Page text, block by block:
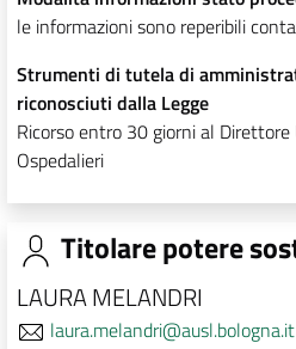
le informazioni sono reperibili
Strumenti di tutela di
riconosciuti dalla Legge
Ricorso entro 30 giorni al
Ospedalieri
Titolare potere
LAURA MELANDRI
laura.melandri@ausl.bologna.it